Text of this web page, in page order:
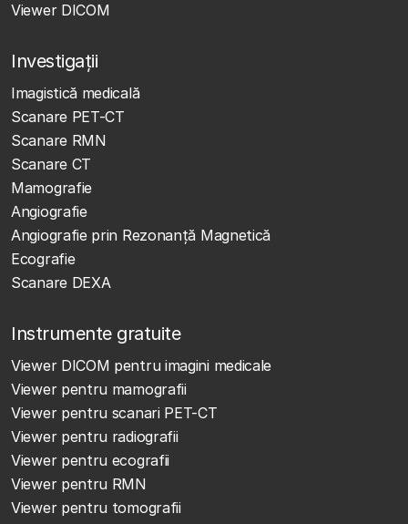
Viewer DICOM
Investigații
Imagistică medicală
Scanare PET-CT
Scanare RMN
Scanare CT
Mamografie
Angiografie
Angiografie prin Rezonanță Magnetică
Ecografie
Scanare DEXA
Instrumente gratuite
Viewer DICOM pentru imagini medicale
Viewer pentru mamografii
Viewer pentru scanari PET-CT
Viewer pentru radiografii
Viewer pentru ecografii
Viewer pentru RMN
Viewer pentru tomografii